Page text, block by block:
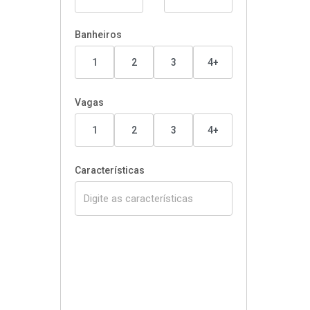
Banheiros
1 2 3 4+
Vagas
1 2 3 4+
Características